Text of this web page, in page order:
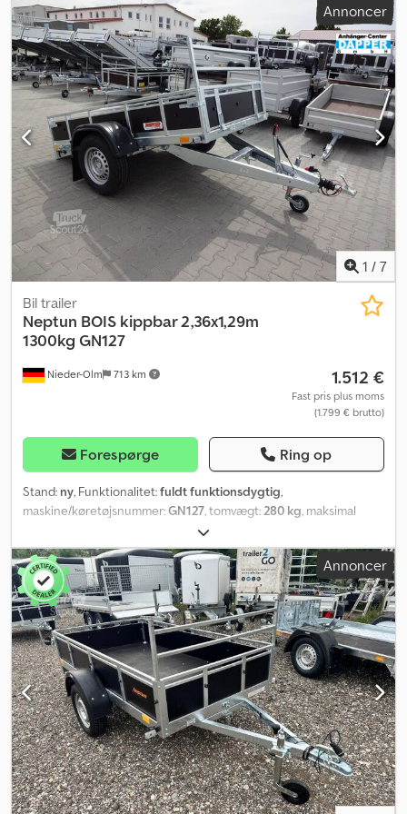
pris. Ønsker du at købe den viste trailer eller en anden model?
Besigtigelse er udtrykkeligt ønsket, men kan kun finde sted efter
forudgående aftale! Aftale booking via: Uforbindende eksempel:
brugt Westfalia kasseanhænger Comfort undervogn, lastrum ca.
260x130x30 cm Første registrering: 1999 Tilgængelig efter aftale
Syn udløbet (uden TÜV/godkendelse), tydelige brugsspor –
reparationer nødvendige Traileren sælges som beset! Flere tilbud
døgnet rundt i vores onlineshop på trailershop.de Vi tilbyder
indbytning af alle slags trailere på stedet og finansiering fra 0 kr. i
udbetaling. Besøg kun efter aftale! Jägerhof 10 A 41516
Grevenbroich (Hülchrath) Salgsåbningstider: Csdpjn E Rupsfx
Aklerf Man-fre 08.00-12.30 og 14.00-18.00 used westfalia kl3035
05/26
Annoncer
1 / 7
Nieder-Olm 713 km
Bil trailer
Neptun BOIS kippbar 2,36x1,29m
1300kg GN127
1.512 €
Fast pris plus moms
(1.799 € brutto)
Forespørge Ring op
Stand: ny, Funktionalitet:fuldt funktionsdygtig,
maskine/køretøjsnummer:GN127, tomvægt:280 kg, maksimal
1.300 kg
aksel, længde af lastrum:2.360 mm, læsningsbredde:1.290 mm,
lastepladshøjde:370 mm, Sider, ræling og lignende - Aftageligt H-
stativ - Fuldsvejset ræling - Sidevægge af multiplex - Klapbar og
aftagelig for- og bagklap - Aftagelige sidevægge (boltet) - Kan
anvendes som platformstrailer Monteringsmulighed for
presenning og net - Monterede fastgørelsesknapper til
presenning og net Crsdpod Uv Nlsfx Aklof Chassis og ramme -
Svejset chassis med tiptrækstang - To gennemgående U-
profilerede længdebjælker og tre tværstivere - Kuglekobling med
sikkerhedsindikator - Chassiset er varmgalvaniseret Ladeflade og
bund - Sammenhængende, skridsikker og vandtæt fenolbelagt
krydsfinerbund - 12 mm tykkelse Lysudstyr - Moderne
multifunktionslygter - Med tågelygte bag - Med baklygte - 13-
polet stik Hjul og aksler - Robust gummiaffjedret aksel - Med
Annoncer